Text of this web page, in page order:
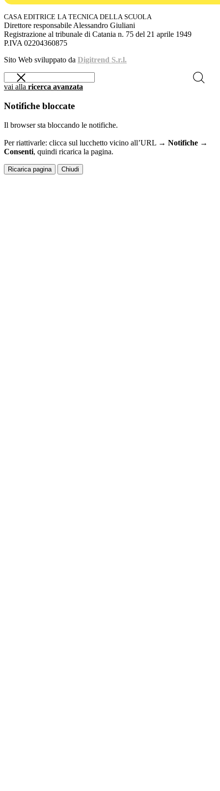
CASA EDITRICE LA TECNICA DELLA SCUOLA
Direttore responsabile Alessandro Giuliani
Registrazione al tribunale di Catania n. 75 del 21 aprile 1949
P.IVA 02204360875
Sito Web sviluppato da Digitrend S.r.l.
vai alla ricerca avanzata
Notifiche bloccate
Il browser sta bloccando le notifiche.
Per riattivarle: clicca sul lucchetto vicino all’URL → Notifiche →
Consenti, quindi ricarica la pagina.
Ricarica pagina Chiudi